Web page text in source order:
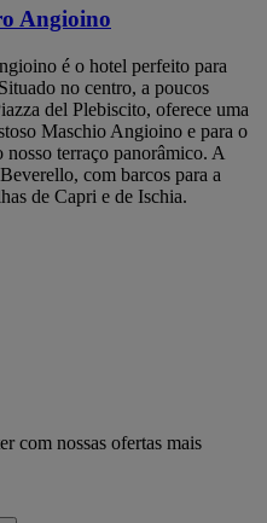
Angioino
é o hotel perfeito para
no centro, a poucos
del Plebiscito, oferece uma
Maschio Angioino e para o
terraço panorâmico. A
com barcos para a
de Capri e de Ischia.
com nossas ofertas mais